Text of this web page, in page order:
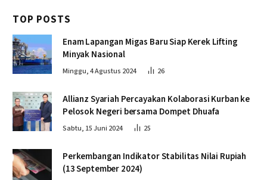
TOP POSTS
Enam Lapangan Migas Baru Siap Kerek Lifting
Minyak Nasional
Minggu, 4 Agustus 2024 26
Allianz Syariah Percayakan Kolaborasi Kurban ke
Pelosok Negeri bersama Dompet Dhuafa
Sabtu, 15 Juni 2024 25
Perkembangan Indikator Stabilitas Nilai Rupiah
(13 September 2024)